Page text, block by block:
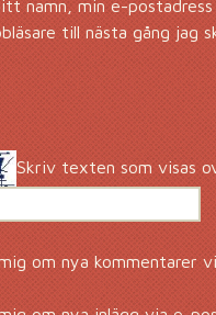
namn, min e-
till nästa gång jag
Skriv texten som visas
om nya kommentarer